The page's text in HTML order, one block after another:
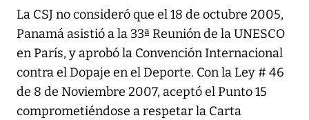
La CSJ no consideró que el 18 de octubre 2005,
Panamá asistió a la 33ª Reunión de la UNESCO
en París, y aprobó la Convención Internacional
contra el Dopaje en el Deporte. Con la Ley # 46
de 8 de Noviembre 2007, aceptó el Punto 15
comprometiéndose a respetar la Carta